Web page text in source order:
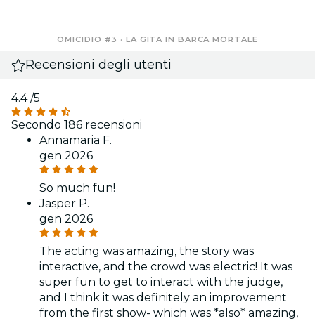
OMICIDIO #3 · LA GITA IN BARCA MORTALE
Recensioni degli utenti
4.4/5
Secondo 186 recensioni
Annamaria F.
gen 2026
So much fun!
Jasper P.
gen 2026
The acting was amazing, the story was
interactive, and the crowd was electric! It was
super fun to get to interact with the judge,
and I think it was definitely an improvement
from the first show- which was *also* amazing,